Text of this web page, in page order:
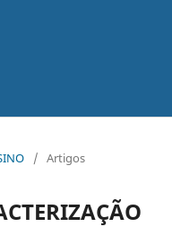
/ Artigos